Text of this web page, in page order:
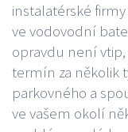
instalatérské
ve vodovodní
opravdu není
termín za několik
parkovného a
ve vašem okolí